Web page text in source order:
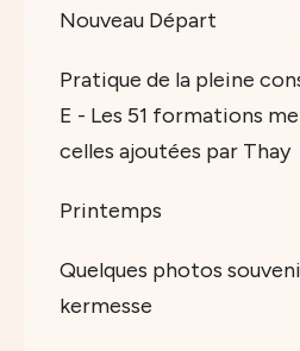
Nouveau Départ
Pratique de la pleine
E - Les 51 formations
celles ajoutées par Thay
Printemps
Quelques photos
kermesse